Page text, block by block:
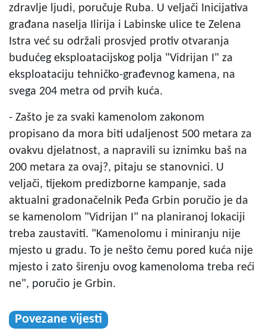
zdravlje ljudi, poručuje Ruba. U veljači Inicijativa
građana naselja Ilirija i Labinske ulice te Zelena
Istra već su održali prosvjed protiv otvaranja
budućeg eksploatacijskog polja "Vidrijan I" za
eksploataciju tehničko-građevnog kamena, na
svega 204 metra od prvih kuća.
- Zašto je za svaki kamenolom zakonom
propisano da mora biti udaljenost 500 metara za
ovakvu djelatnost, a napravili su iznimku baš na
200 metara za ovaj?, pitaju se stanovnici. U
veljači, tijekom predizborne kampanje, sada
aktualni gradonačelnik Peđa Grbin poručio je da
se kamenolom "Vidrijan I" na planiranoj lokaciji
treba zaustaviti. "Kamenolomu i miniranju nije
mjesto u gradu. To je nešto čemu pored kuća nije
mjesto i zato širenju ovog kamenoloma treba reći
ne", poručio je Grbin.
Povezane vijesti